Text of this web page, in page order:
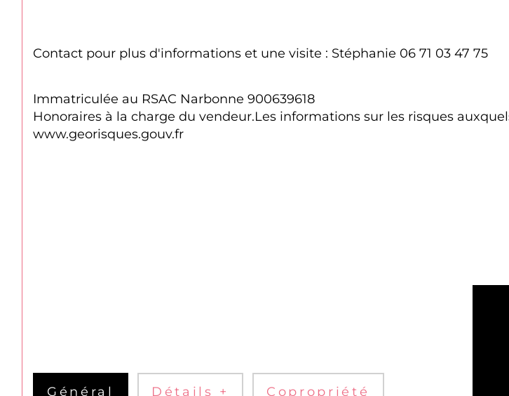
Contact pour plus d'informations et une visite : Stéphanie 06 71 03 47 75
Immatriculée au RSAC Narbonne 900639618
Honoraires à la charge du vendeur.Les informations sur les risques
www.georisques.gouv.fr
Général Détails + Copropriété